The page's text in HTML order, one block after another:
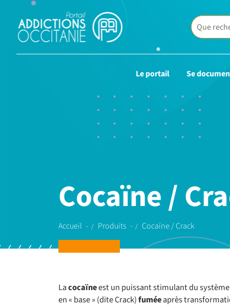
Le portail Se
Cocaïne /
Accueil Produits Cocaïne / Crack
Lacocaïneest un puissant stimulant du
en « base » (dite Crack)fuméeaprès